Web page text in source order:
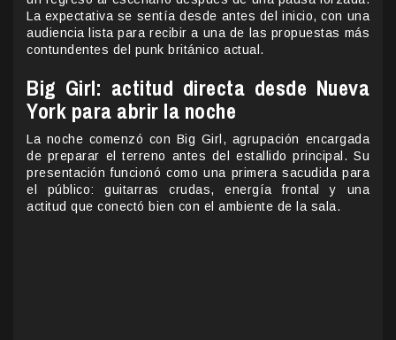
La expectativa se sentía desde antes del inicio, con una
audiencia lista para recibir a una de las propuestas más
contundentes del punk británico actual.
Big Girl: actitud directa desde Nueva
York para abrir la noche
La noche comenzó con Big Girl, agrupación encargada
de preparar el terreno antes del estallido principal. Su
presentación funcionó como una primera sacudida para
el público: guitarras crudas, energía frontal y una
actitud que conectó bien con el ambiente de la sala.